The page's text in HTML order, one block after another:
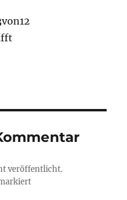
veröffentlicht.